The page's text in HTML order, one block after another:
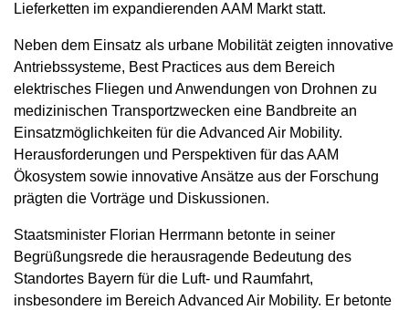
Lieferketten im expandierenden AAM Markt statt.
Neben dem Einsatz als urbane Mobilität zeigten innovative
Antriebssysteme, Best Practices aus dem Bereich
elektrisches Fliegen und Anwendungen von Drohnen zu
medizinischen Transportzwecken eine Bandbreite an
Einsatzmöglichkeiten für die Advanced Air Mobility.
Herausforderungen und Perspektiven für das AAM
Ökosystem sowie innovative Ansätze aus der Forschung
prägten die Vorträge und Diskussionen.
Staatsminister Florian Herrmann betonte in seiner
Begrüßungsrede die herausragende Bedeutung des
Standortes Bayern für die Luft- und Raumfahrt,
insbesondere im Bereich Advanced Air Mobility. Er betonte